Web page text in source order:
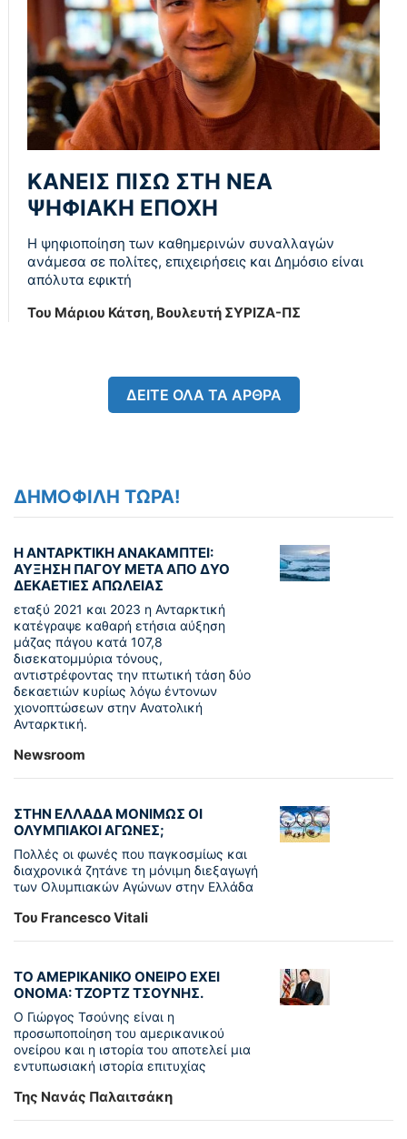
ΚΑΝΕΙΣ ΠΙΣΩ ΣΤΗ ΝΕΑ
ΨΗΦΙΑΚΗ ΕΠΟΧΗ
Η ψηφιοποίηση των καθημερινών συναλλαγών
ανάμεσα σε πολίτες, επιχειρήσεις και Δημόσιο είναι
απόλυτα εφικτή
Του Μάριου Κάτση, Bουλευτή ΣΥΡΙΖΑ-ΠΣ
ΔΕΙΤΕ ΟΛΑ ΤΑ ΑΡΘΡΑ
ΔΗΜΟΦΙΛΗ ΤΩΡΑ!
Η ΑΝΤΑΡΚΤΙΚΗ ΑΝΑΚΑΜΠΤΕΙ:
ΑΥΞΗΣΗ ΠΑΓΟΥ ΜΕΤΑ ΑΠΟ ΔΥΟ
ΔΕΚΑΕΤΙΕΣ ΑΠΩΛΕΙΑΣ
εταξύ 2021 και 2023 η Ανταρκτική
κατέγραψε καθαρή ετήσια αύξηση
μάζας πάγου κατά 107,8
δισεκατομμύρια τόνους,
αντιστρέφοντας την πτωτική τάση δύο
δεκαετιών κυρίως λόγω έντονων
χιονοπτώσεων στην Ανατολική
Ανταρκτική.
Newsroom
ΣΤΗΝ ΕΛΛΑΔΑ ΜΟΝΙΜΩΣ ΟΙ
ΟΛΥΜΠΙΑΚΟΙ ΑΓΩΝΕΣ;
Πολλές οι φωνές που παγκοσμίως και
διαχρονικά ζητάνε τη μόνιμη διεξαγωγή
των Ολυμπιακών Αγώνων στην Ελλάδα
Του Francesco Vitali
ΤΟ ΑΜΕΡΙΚΑΝΙΚΟ ΟΝΕΙΡΟ ΕΧΕΙ
ΟΝΟΜΑ: ΤΖΟΡΤΖ ΤΣΟΥΝΗΣ.
Ο Γιώργος Τσούνης είναι η
προσωποποίηση του αμερικανικού
ονείρου και η ιστορία του αποτελεί μια
εντυπωσιακή ιστορία επιτυχίας
Της Νανάς Παλαιτσάκη